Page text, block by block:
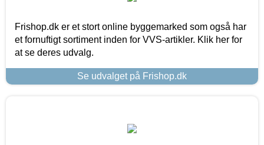
Frishop.dk er et stort online byggemarked som også har
et fornuftigt sortiment inden for VVS-artikler. Klik her for
at se deres udvalg.
Se udvalget på Frishop.dk